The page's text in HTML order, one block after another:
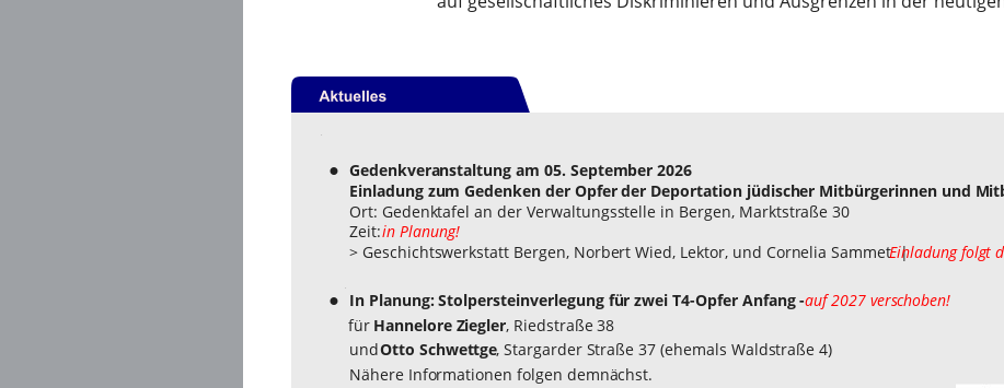
• Gedenkveranstaltung am 05. September 2026
Einladung zum Gedenken der Opfer der Deportation jüdischer Mitbürgerinnen und
Ort: Gedenktafel an der Verwaltungsstelle in Bergen, Marktstraße 30
Zeit: in Planung!
> Geschichtswerkstatt Bergen, Norbert Wied, Lektor, und Cornelia Sammet  | Einladung folgt
• In Planung: Stolpersteinverlegung für zwei T4-Opfer Anfang - auf 2027 verschoben!
für Hannelore Ziegler, Riedstraße 38
und Otto Schwettge, Stargarder Straße 37 (ehemals Waldstraße 4)
Nähere Informationen folgen demnächst.